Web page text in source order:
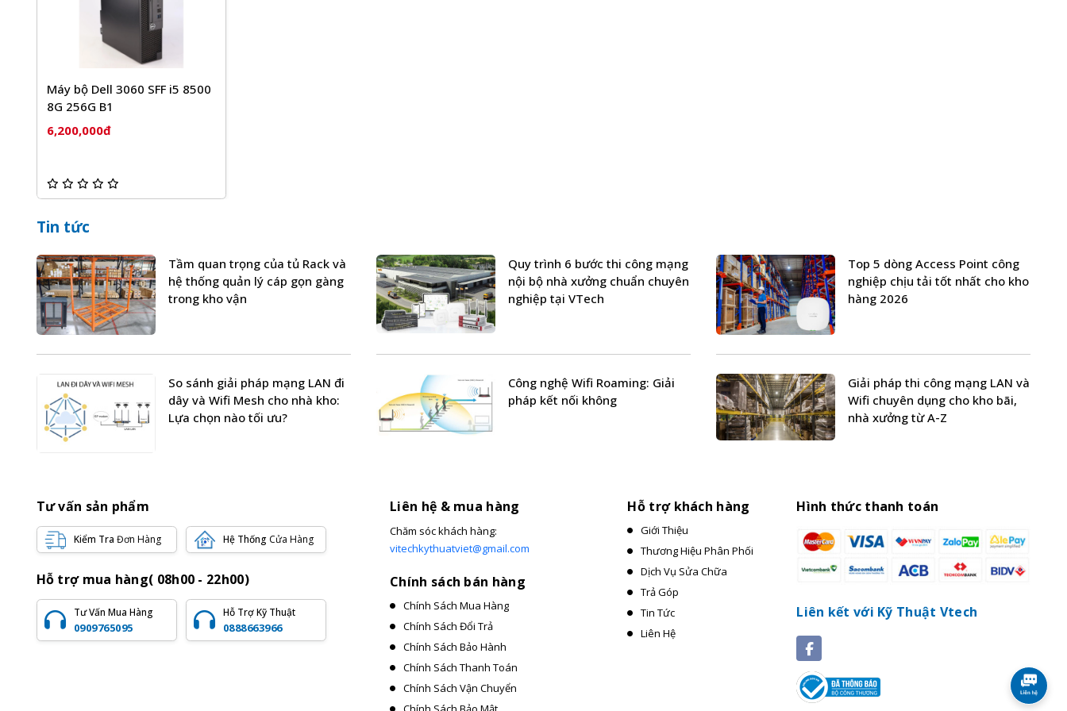
Máy bộ Dell 3060 SFF i5 8500
8G 256G B1
6,200,000đ
Tin tức
Tầm quan trọng của tủ Rack và
hệ thống quản lý cáp gọn gàng
trong kho vận
Quy trình 6 bước thi công mạng
nội bộ nhà xưởng chuẩn chuyên
nghiệp tại VTech
Top 5 dòng Access Point công
nghiệp chịu tải tốt nhất cho kho
hàng 2026
So sánh giải pháp mạng LAN đi
dây và Wifi Mesh cho nhà kho:
Lựa chọn nào tối ưu?
Công nghệ Wifi Roaming: Giải
pháp kết nối không
Giải pháp thi công mạng LAN và
Wifi chuyên dụng cho kho bãi,
nhà xưởng từ A-Z
Tư vấn sản phẩm
Kiểm Tra Đơn Hàng Hệ Thống Cửa Hàng
Hỗ trợ mua hàng( 08h00 - 22h00)
Tư Vấn Mua Hàng
0909765095
Hỗ Trợ Kỹ Thuật
0888663966
Liên hệ & mua hàng
Chăm sóc khách hàng:
vitechkythuatviet@gmail.com
Chính sách bán hàng
Chính Sách Mua Hàng
Chính Sách Đổi Trả
Chính Sách Bảo Hành
Chính Sách Thanh Toán
Chính Sách Vận Chuyển
Hỗ trợ khách hàng
Giới Thiệu
Thương Hiệu Phân Phối
Dịch Vụ Sửa Chữa
Trả Góp
Tin Tức
Liên Hệ
Hình thức thanh toán
Liên kết với Kỹ Thuật Vtech